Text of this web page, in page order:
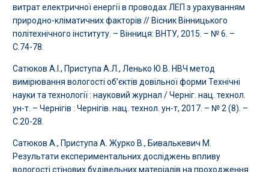
витрат електричної енергії в проводах ЛЕП з урахуванням
природно-кліматичних факторів // Вісник Вінницького
політехнічного інституту. – Вінниця: ВНТУ, 2015. – № 6. –
С.74-78.
Сатюков А.І., Приступа А.Л., Ленько Ю.В. НВЧ метод
вимірювання вологості об’єктів довільної форми Технічні
науки та технології : науковий журнал / Черніг. нац. технол.
ун-т. – Чернігів : Чернігів. нац. технол. ун-т, 2017. – № 2 (8). –
С.20-28.
Сатюков А., Приступа А. Журко В., Бивалькевич М.
Результати експериментальних досліджень впливу
вологості стінових будівельних матеріалів на проходження